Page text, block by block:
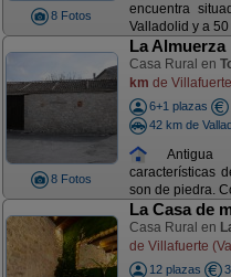
8 Fotos
encuentra
Valladolid y a
8 Fotos
La Almuerza
Casa Rural en
km de
6+1 plazas
42 km de
Antigua
características
son de piedra.
La Casa de
Casa Rural en
de Villafuerte
12 plazas